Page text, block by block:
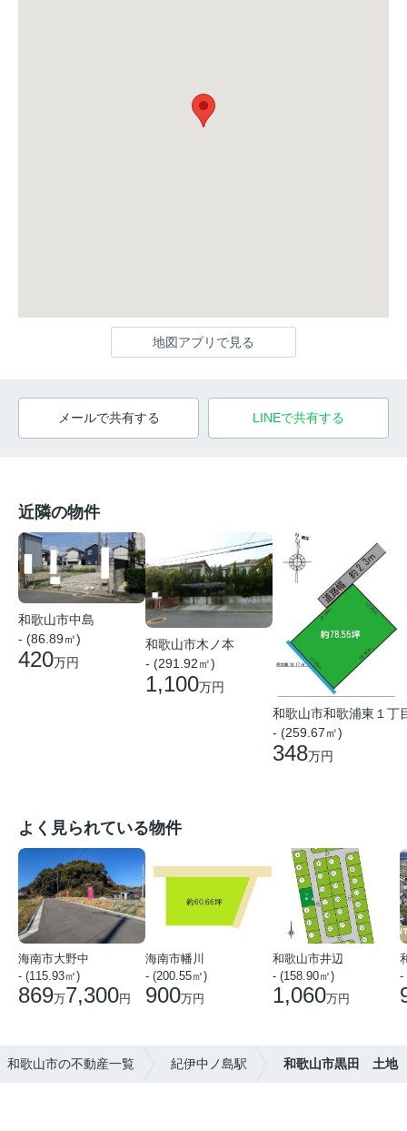
地図アプリで見る
メールで共有する LINEで共有する
近隣の物件
和歌山市中島
- (86.89㎡)
420万円
和歌山市木ノ本
- (291.92㎡)
1,100万円
和歌山市和歌浦東１丁
- (259.67㎡)
348万円
よく見られている物件
海南市大野中
- (115.93㎡)
869万7,300円
海南市幡川
- (200.55㎡)
900万円
和歌山市井辺
- (158.90㎡)
1,060万円
-
和歌山市の不動産一覧 紀伊中ノ島駅 和歌山市黒田 土地